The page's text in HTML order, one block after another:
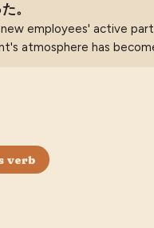
。
employees' active
atmosphere has
verb